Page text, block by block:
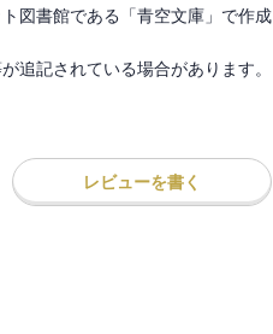
図書館である「青空文庫」で作成
追記されている場合があります。
レビューを書く